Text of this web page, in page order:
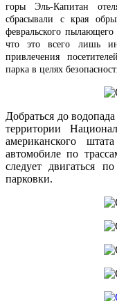
горы Эль-Капитан
сбрасывали с края
февральского
что это всего лишь
привлечения
парка в целях
Добраться до
территории
американского
автомобиле по
следует двигаться
парковки.